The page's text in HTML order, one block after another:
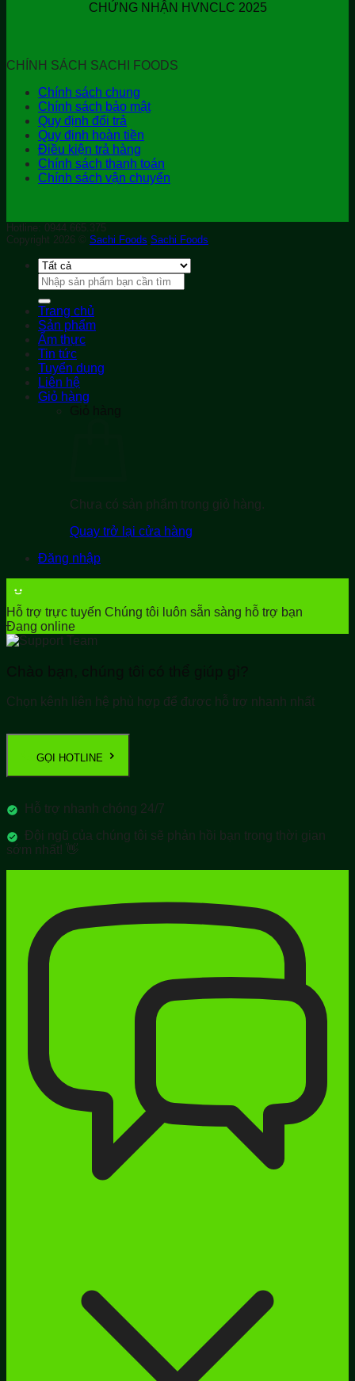
CHỨNG NHẬN HVNCLC 2025
CHÍNH SÁCH SACHI FOODS
Chính sách chung
Chính sách bảo mật
Quy định đổi trả
Quy định hoàn tiền
Điều kiện trả hàng
Chính sách thanh toán
Chính sách vận chuyển
Hotline: 0944.665.375
Copyright 2026 © Sachi Foods Sachi Foods
Tìm
kiếm:
Trang chủ
Sản phẩm
Ẩm thực
Tin tức
Tuyển dụng
Liên hệ
Giỏ hàng
Giỏ hàng
Chưa có sản phẩm trong giỏ hàng.
Quay trở lại cửa hàng
Đăng nhập
Hỗ trợ trực tuyến Chúng tôi luôn sẵn sàng hỗ trợ bạn
Đang online
Chào bạn, chúng tôi có thể giúp gì?
Chọn kênh liên hệ phù hợp để được hỗ trợ nhanh nhất
GỌI HOTLINE
Hỗ trợ nhanh chóng 24/7
Đội ngũ của chúng tôi sẽ phản hồi bạn trong thời gian
sớm nhất! 👋